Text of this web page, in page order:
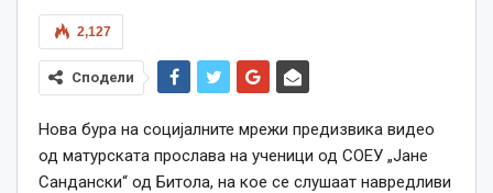
2,127
Сподели
Нова бура на социјалните мрежи предизвика видео
од матурската прослава на ученици од СОЕУ „Јане
Сандански“ од Битола, на кое се слушаат навредливи